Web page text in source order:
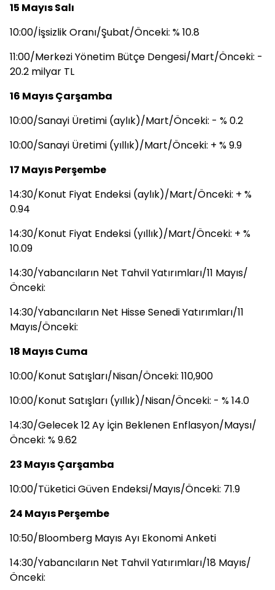
15 Mayıs Salı
10:00/İşsizlik Oranı/Şubat/Önceki: % 10.8
11:00/Merkezi Yönetim Bütçe Dengesi/Mart/Önceki: -
20.2 milyar TL
16 Mayıs Çarşamba
10:00/Sanayi Üretimi (aylık)/Mart/Önceki: - % 0.2
10:00/Sanayi Üretimi (yıllık)/Mart/Önceki: + % 9.9
17 Mayıs Perşembe
14:30/Konut Fiyat Endeksi (aylık)/Mart/Önceki: + %
0.94
14:30/Konut Fiyat Endeksi (yıllık)/Mart/Önceki: + %
10.09
14:30/Yabancıların Net Tahvil Yatırımları/11 Mayıs/
Önceki:
14:30/Yabancıların Net Hisse Senedi Yatırımları/11
Mayıs/Önceki:
18 Mayıs Cuma
10:00/Konut Satışları/Nisan/Önceki: 110,900
10:00/Konut Satışları (yıllık)/Nisan/Önceki: - % 14.0
14:30/Gelecek 12 Ay İçin Beklenen Enflasyon/Maysı/
Önceki: % 9.62
23 Mayıs Çarşamba
10:00/Tüketici Güven Endeksi/Mayıs/Önceki: 71.9
24 Mayıs Perşembe
10:50/Bloomberg Mayıs Ayı Ekonomi Anketi
14:30/Yabancıların Net Tahvil Yatırımları/18 Mayıs/
Önceki: